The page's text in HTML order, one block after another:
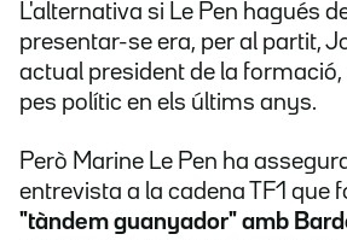
L'alternativa si Le Pen hagués
presentar-se era, per al partit,
actual president de la
pes polític en els últims anys.
Però Marine Le Pen ha
entrevista a la cadena TF1 que
"tàndem guanyador" amb